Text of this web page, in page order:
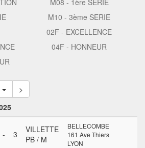
M08 - 1ère SERIE
M10 - 3ème SERIE
02F - EXCELLENCE
04F - HONNEUR
>
- 3
VILLETTE
PB / M
BELLECOMBE
161 Ave Thiers
LYON